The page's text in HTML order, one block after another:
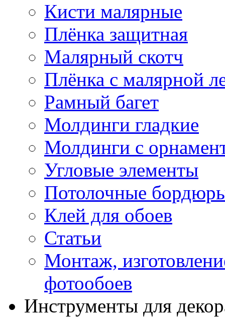
Кисти малярные
Плёнка защитная
Малярный скотч
Плёнка с малярной
Рамный багет
Молдинги гладкие
Молдинги с
Угловые элементы
Потолочные
Клей для обоев
Статьи
Монтаж,
фотообоев
Инструменты для